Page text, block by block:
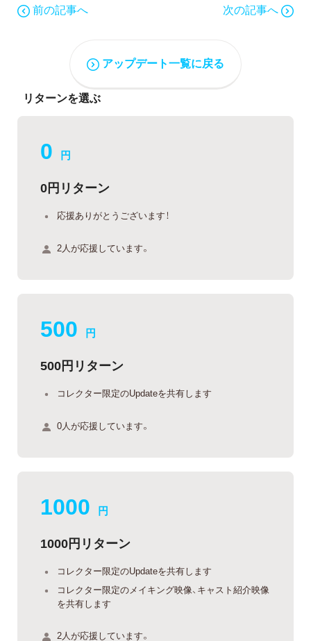
前の記事へ 次の記事へ
アップデート一覧に戻る
リターンを選ぶ
0 円
0円リターン
応援ありがとうございます！
2人が応援しています。
500 円
500円リターン
コレクター限定のUpdateを共有します
0人が応援しています。
1000 円
1000円リターン
コレクター限定のUpdateを共有します
コレクター限定のメイキング映像、キャスト紹介映像
を共有します
2人が応援しています。